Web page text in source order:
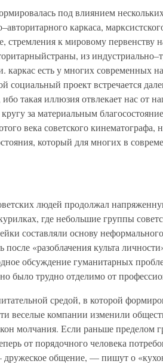
под влиянием
каркаса,
стремления к мировому
из
каркас есть у многих современных
социальный проект встречается
такая иллюзия отвлекает нас от
за материальным
века советского кинематографа,
который для многих в
людей продолжал
где небольшие группы
составляли основу
после «разоблачения культа
обсуждение гуманитарных
было трудно отделимо от
средой, в которой
веселые компании изменили
молчания. Если раньше пределом
от порядочного человека
дружеское общение, — пишут о